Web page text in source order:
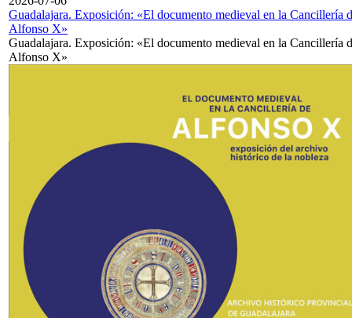
Guadalajara. Exposición: «El documento medieval en la Cancillería
Alfonso X»
Guadalajara. Exposición: «El documento medieval en la Cancillería
Alfonso X»